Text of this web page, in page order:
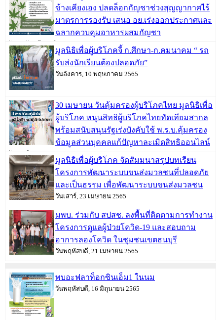
ข้างเคียงเอง ปลดล็อกกัญชาช่วงสุญญากาศไร้
มาตรการรองรับ เสนอ อย.เร่งออกประกาศและ
ฉลากควบคุมอาหารผสมกัญชา
วันพฤหัสบดี, 09 มิถุนายน 2565
มูลนิธิเพื่อผู้บริโภคจี้ ก.ศึกษา-ก.คมนาคม “ รถ
รับส่งนักเรียนต้องปลอดภัย”
วันอังคาร, 10 พฤษภาคม 2565
30 เมษายน วันคุ้มครองผู้บริโภคไทย มูลนิธิเพื่อ
ผู้บริโภค หนุนสิทธิผู้บริโภคไทยทัดเทียมสากล
พร้อมสนับสนุนรัฐเร่งบังคับใช้ พ.ร.บ.คุ้มครอง
ข้อมูลส่วนบุคคลแก้ปัญหาละเมิดสิทธิออนไลน์
มูลนิธิเพื่อผู้บริโภค จัดสัมมนาสรุปบทเรียน
โครงการพัฒนาระบบขนส่งมวลชนที่ปลอดภัย
และเป็นธรรม เพื่อพัฒนาระบบขนส่งมวลชน
วันเสาร์, 23 เมษายน 2565
มพบ. ร่วมกับ สปสช. ลงพื้นที่ติดตามการทำงาน
โครงการดูแลผู้ป่วยโควิด-19 และสอบถาม
อาการลองโควิด ในชุมชนเขตธนบุรี
วันพฤหัสบดี, 21 เมษายน 2565
พบอะฟลาท็อกซินเอ็ม1 ในนม
วันพฤหัสบดี, 16 มิถุนายน 2565